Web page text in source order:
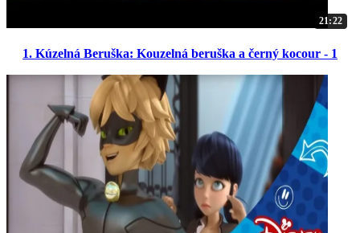
21:22
1. Kúzelná Beruška: Kouzelná beruška a černý kocour - 1